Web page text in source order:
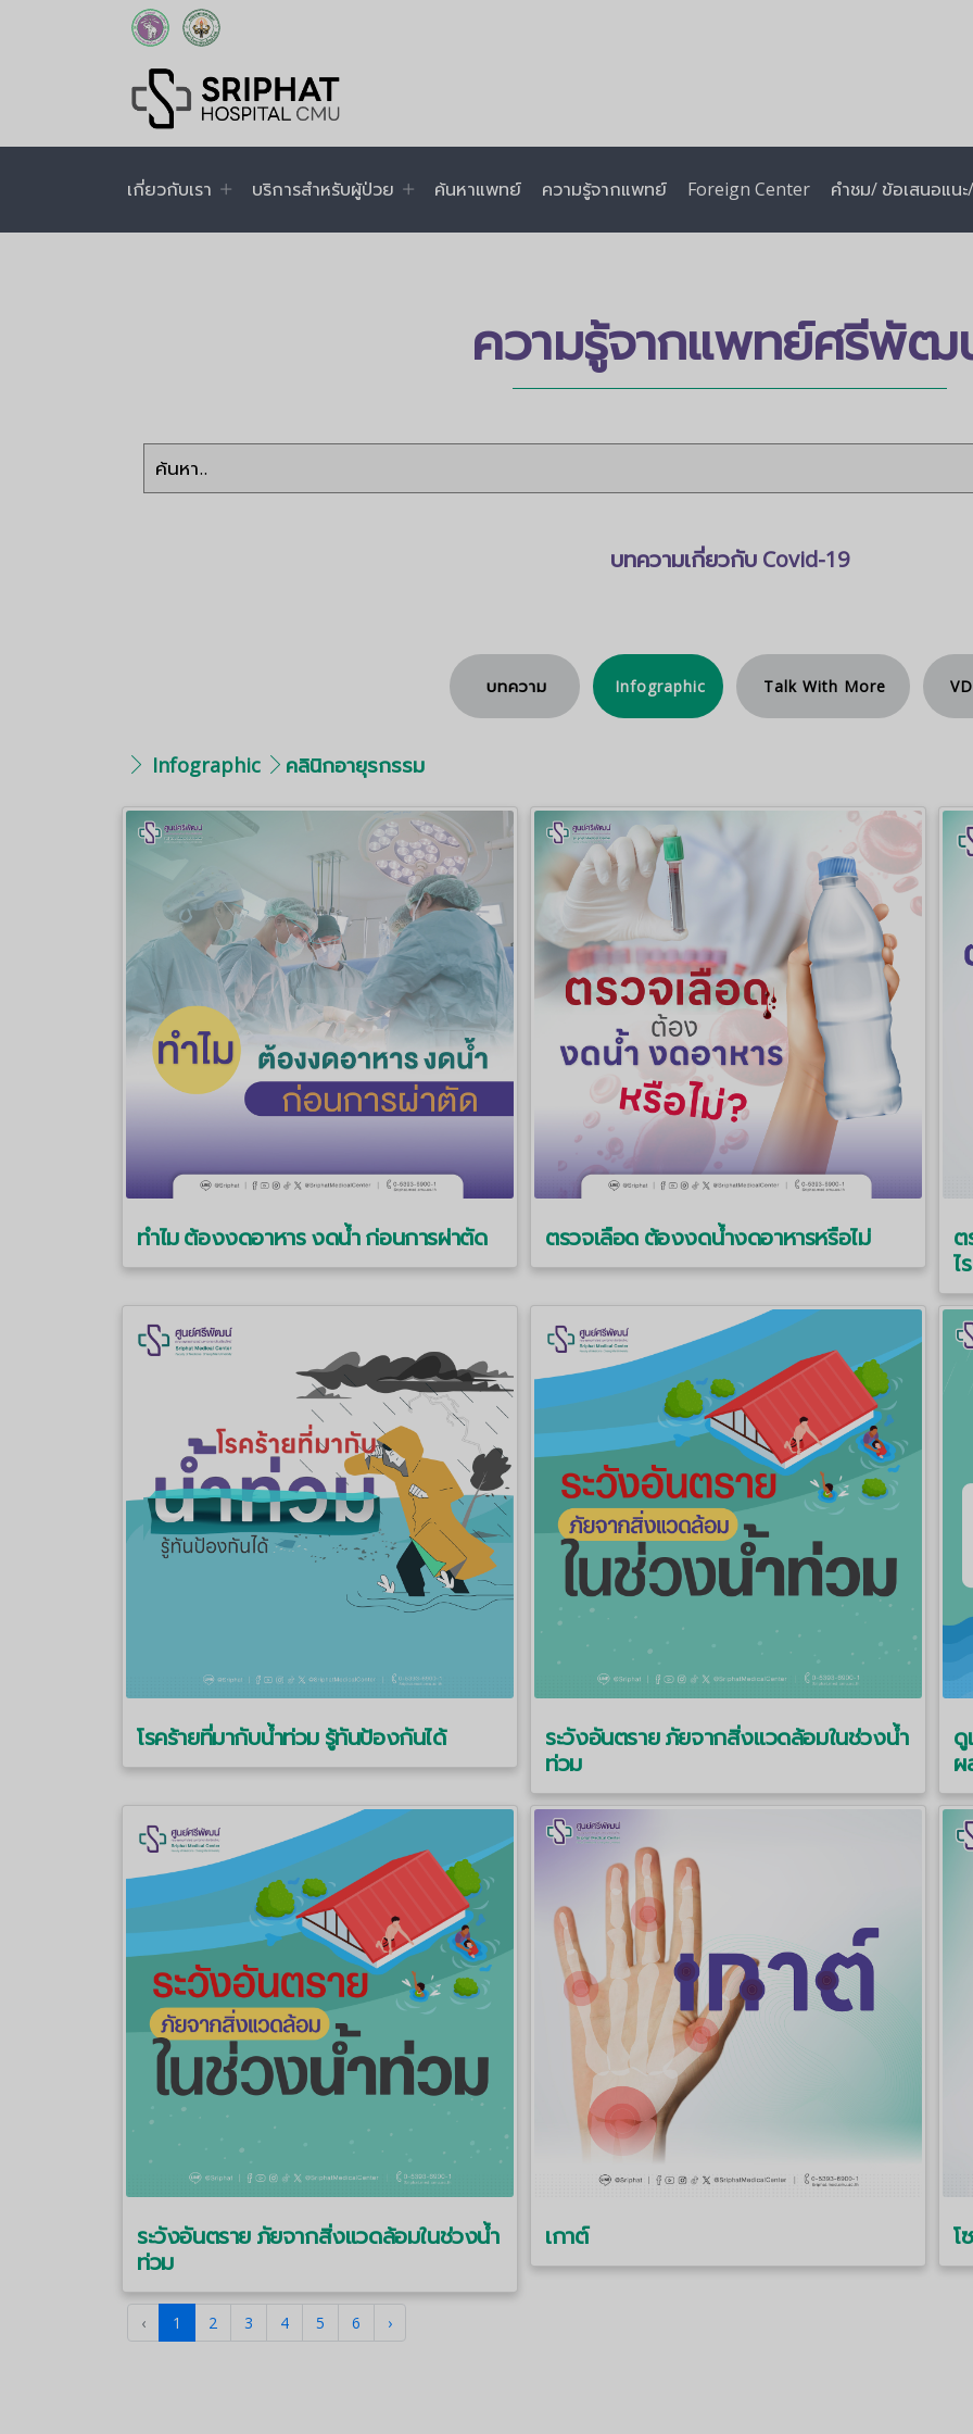
เกี่ยวกับเรา บริการสำหรับผู้ป่วย ค้นหาแพทย์ ความรู้จากแพทย์ Foreign Center คำชม/ ข้อเสนอแน
ความรู้จากแพทย์ศรีพัฒ
บทความเกี่ยวกับ Covid-19
บทความ Infographic Talk With More
Infographic คลินิกอายุรกรรม
ทำไม ต้องงดอาหาร งดน้ำ ก่อนการผ่าตัด ตรวจเลือด ต้องงดน้ำงดอาหารหรือไม่
ต
ไ
โรคร้ายที่มากับน้ำท่วม รู้ทันป้องกันได้
ระวังอันตราย ภัยจากสิ่งแวดล้อมในช่วงน้ำ
ท่วม
ดู
ผ
ระวังอันตราย ภัยจากสิ่งแวดล้อมในช่วงน้ำ
ท่วม
เกาต์ โ
‹ 1 2 3 4 5 6 ›